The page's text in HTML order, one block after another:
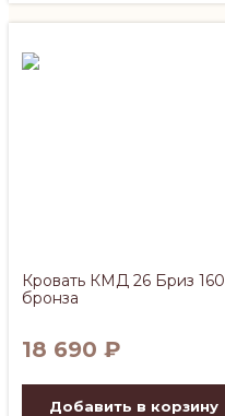
Кровать КМД 26 Бриз 160
бронза
18 690 ₽
Добавить в корзину